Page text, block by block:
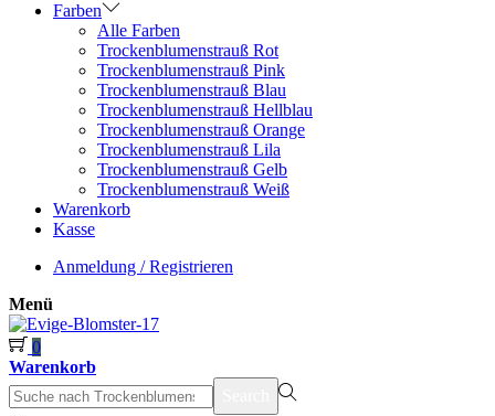
Farben
Alle Farben
Trockenblumenstrauß Rot
Trockenblumenstrauß Pink
Trockenblumenstrauß Blau
Trockenblumenstrauß Hellblau
Trockenblumenstrauß Orange
Trockenblumenstrauß Lila
Trockenblumenstrauß Gelb
Trockenblumenstrauß Weiß
Warenkorb
Kasse
Anmeldung / Registrieren
Menü
0
Warenkorb
suchen
nach>